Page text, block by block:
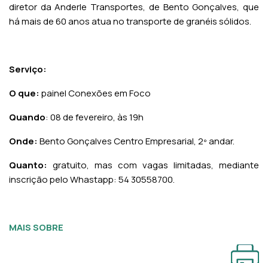
diretor da Anderle Transportes, de Bento Gonçalves, que
há mais de 60 anos atua no transporte de granéis sólidos.
Serviço:
O que: painel Conexões em Foco
Quando: 08 de fevereiro, às 19h
Onde: Bento Gonçalves Centro Empresarial, 2º andar.
Quanto: gratuito, mas com vagas limitadas, mediante
inscrição pelo Whastapp: 54 30558700.
MAIS SOBRE